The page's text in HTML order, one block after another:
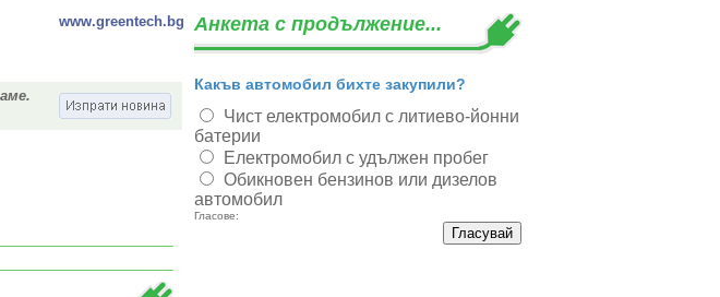
www.greentech.bg
Анкета с продължение...
Какъв автомобил бихте закупили?
Чист електромобил с литиево-йонни
батерии
Електромобил с удължен пробег
Обикновен бензинов или дизелов
автомобил
Гласове: